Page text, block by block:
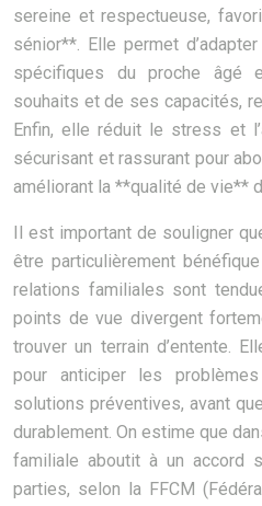
sereine et respectueuse,
sénior**. Elle permet
spécifiques du proche âgé
souhaits et de ses capacités,
Enfin, elle réduit le stress et
sécurisant et rassurant pour
améliorant la **qualité de vie**
Il est important de souligner
être particulièrement
relations familiales sont
points de vue divergent
trouver un terrain d’entente.
pour anticiper les
solutions préventives, avant
durablement. On estime que
familiale aboutit à un accord
parties, selon la FFCM